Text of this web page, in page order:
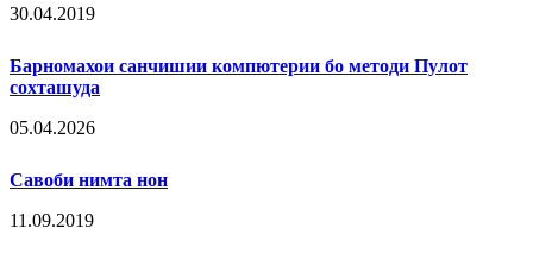
30.04.2019
Барномахои санчишии компютерии бо методи Пулот
сохташуда
05.04.2026
Савоби нимта нон
11.09.2019